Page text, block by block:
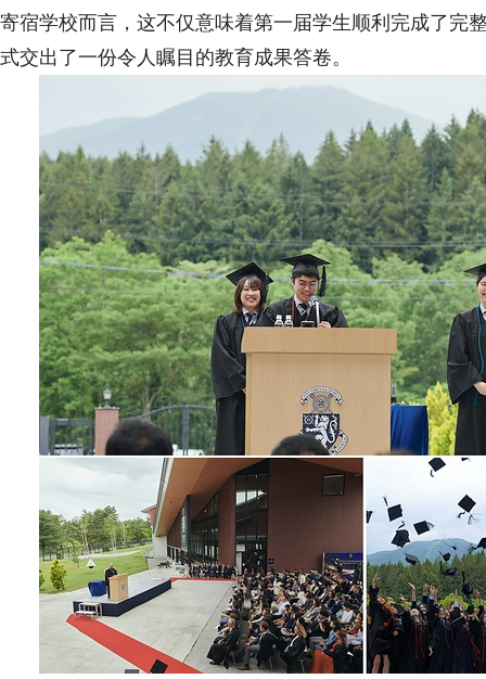
寄宿学校而言，这不仅意味着第一届学生顺利完成了完
式交出了一份令人瞩目的教育成果答卷。